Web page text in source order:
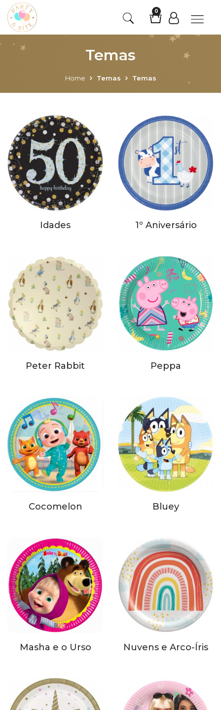
0
Temas
Home Temas Temas
Idades 1º Aniversário
Peter Rabbit Peppa
Cocomelon Bluey
Masha e o Urso Nuvens e Arco-Íris